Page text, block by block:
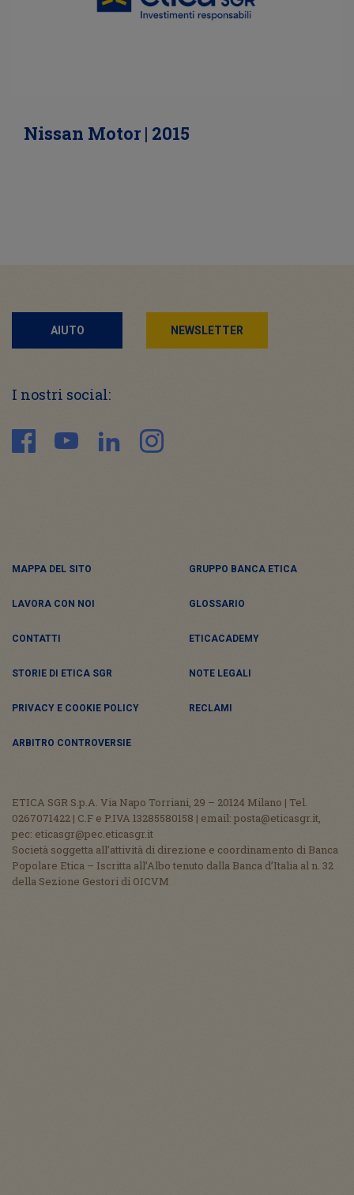
Nissan Motor | 2015
AIUTO NEWSLETTER
I nostri social:
MAPPA DEL SITO GRUPPO BANCA ETICA
LAVORA CON NOI GLOSSARIO
CONTATTI ETICACADEMY
STORIE DI ETICA SGR NOTE LEGALI
PRIVACY E COOKIE POLICY RECLAMI
ARBITRO CONTROVERSIE
ETICA SGR S.p.A. Via Napo Torriani, 29 – 20124 Milano | Tel.
0267071422 | C.F e P.IVA 13285580158 | email: posta@eticasgr.it,
pec: eticasgr@pec.eticasgr.it
Società soggetta all’attività di direzione e coordinamento di Banca
Popolare Etica – Iscritta all’Albo tenuto dalla Banca d’Italia al n. 32
della Sezione Gestori di OICVM